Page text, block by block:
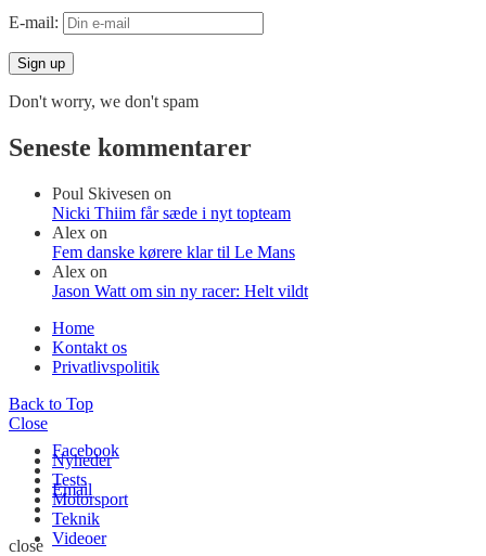
E-mail:
Don't worry, we don't spam
Seneste kommentarer
Poul Skivesen on
Nicki Thiim får sæde i nyt topteam
Alex on
Fem danske kørere klar til Le Mans
Alex on
Jason Watt om sin ny racer: Helt vildt
Home
Kontakt os
Privatlivspolitik
Back to Top
Close
Nyheder
Tests
Motorsport
Teknik
Videoer
Facebook
Email
close